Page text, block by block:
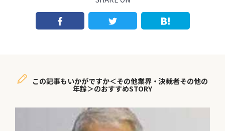
この記事もいかがですか＜その他業界・決裁者その他の
年齢＞のおすすめSTORY